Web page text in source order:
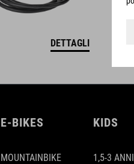
DETTAGLI
E-BIKES
MOUNTAINBIKE
KIDS
1,5-3 ANNI